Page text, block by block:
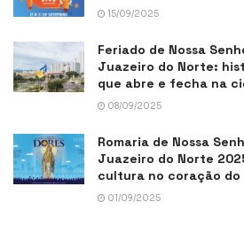
15/09/2025
Feriado de Nossa
Juazeiro do Norte:
que abre e fecha na
08/09/2025
Romaria de Nossa
Juazeiro do Norte
cultura no coração do
01/09/2025